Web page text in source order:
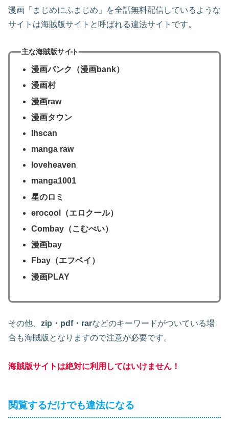
漫画「まじめにふまじめ」を全話無料配信しているような
サイトは海賊版サイトと呼ばれる違法サイトです。
主な海賊版サイト
漫画バンク（漫画bank）
漫画村
漫画raw
漫画タウン
lhscan
manga raw
loveheaven
manga1001
星のロミ
erocool（エロクール）
Combay（こむべい）
漫画bay
Fbay（エフベイ）
漫画PLAY
その他、 zip・pdf・rarなどのキーワードがついている場
合も海賊版となりますので注意が必要です。
海賊版サイトは絶対に利用してはいけません！
閲覧するだけでも違法になる